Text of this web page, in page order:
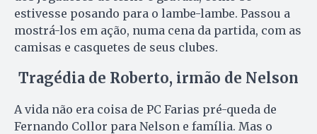
estivesse posando para o lambe-lambe. Passou a
mostrá-los em ação, numa cena da partida, com as
camisas e casquetes de seus clubes.
Tragédia de Roberto, irmão de Nelson
A vida não era coisa de PC Farias pré-queda de
Fernando Collor para Nelson e família. Mas o